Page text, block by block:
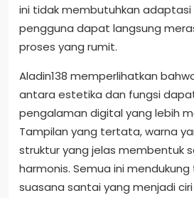
ini tidak membutuhkan adaptasi
pengguna dapat langsung
proses yang rumit.
Aladin138 memperlihatkan
antara estetika dan fungsi
pengalaman digital yang lebih
Tampilan yang tertata, warna
struktur yang jelas membentuk
harmonis. Semua ini
suasana santai yang menjadi